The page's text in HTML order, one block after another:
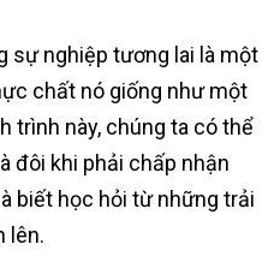
sự nghiệp tương lai là một
chất nó giống như một
trình này, chúng ta có thể
đôi khi phải chấp nhận
biết học hỏi từ những trải
lên.